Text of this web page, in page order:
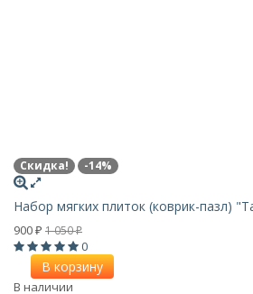
Скидка! -14%
Набор мягких плиток (коврик-пазл)
900 ₽ 1 050₽
0
В корзину
В наличии